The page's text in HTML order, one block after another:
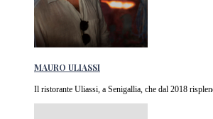
MAURO ULIASSI
Il ristorante Uliassi, a Senigallia, che dal 2018